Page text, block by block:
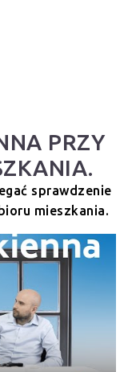
PRZY
sprawdzenie
mieszkania.